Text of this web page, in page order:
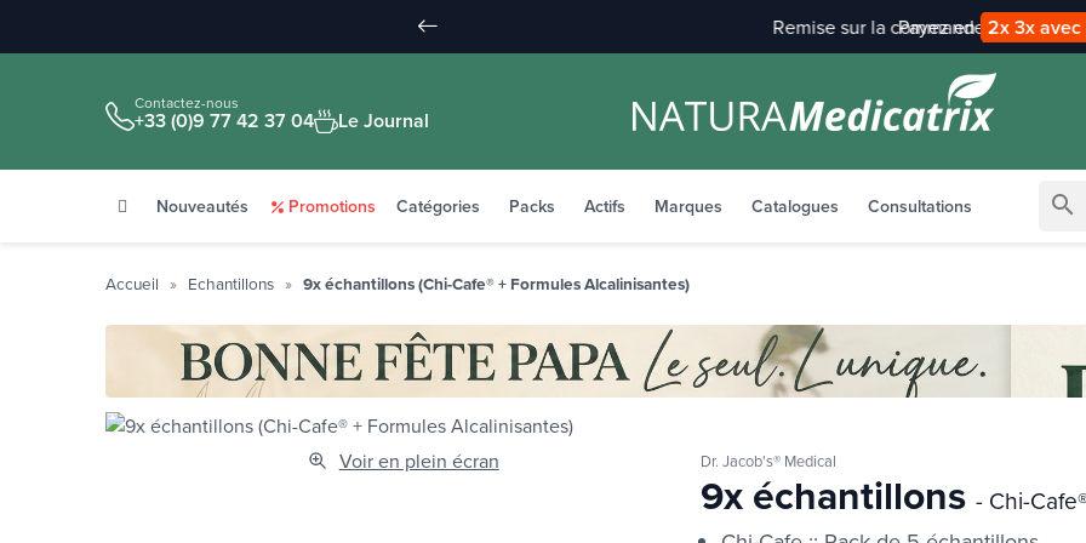
Payez en 2x 3x avec alma
Contactez-nous
+33 (0)9 77 42 37 04 Le Journal
Nouveautés Promotions Catégories Packs Actifs Marques Catalogues Consultations search
Accueil Echantillons 9x échantillons (Chi-Cafe® + Formules Alcalinisantes)
Voir en plein écran Dr. Jacob's® Medical
9x échantillons- Chi-